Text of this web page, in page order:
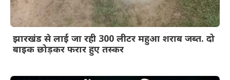
झारखंड से लाई जा रही 300 लीटर महुआ शराब जब्त. दो
बाइक छोड़कर फरार हुए तस्कर